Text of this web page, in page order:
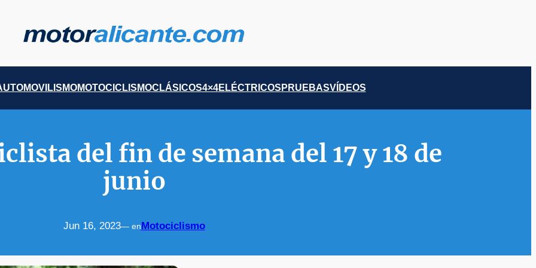
MOTOCICLISMOCLÁSICOS4×4ELÉCTRICOS PRUEBASVÍDEOS
del fin de semana del 17 y 18 de
junio
Jun 16, 2023— enMotociclismo